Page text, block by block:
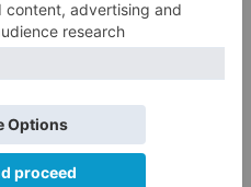
a un joven de 27 años
por el robo de cableado y por
Calor y posibles tormentas en
durante el eclipse del 12
de agosto